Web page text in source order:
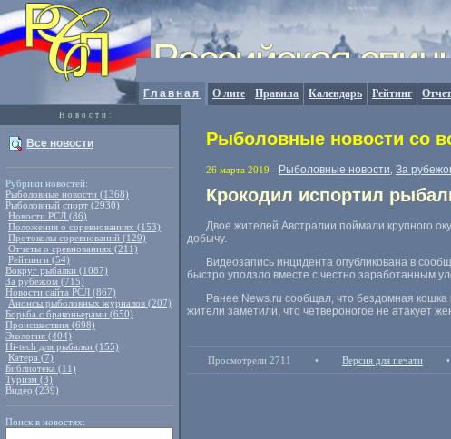
Главная О лиге Правила Календарь Рейтинг
Новости:
Все новости
Рубрики новостей:
Рыболовные новости (1368)
Рыболовный спорт (2930)
Новости РСЛ (86)
Положения о соревнованиях (153)
Протоколы соревнований (129)
Отчеты о сревнованиях (211)
Рейтинги (54)
Вокруг рыбалки (1087)
За рубежом (715)
Новости сайта РСЛ (867)
Анонсы рыболовных журналов (207)
Борьба с браконьерами (650)
Происшествия (698)
Экология (404)
Hi-tech для рыбалки (155)
Катера (7)
Библиотека (11)
Туризм (3)
Видео (239)
Поиск в новостях:
Рыболовные новости со
26 марта 2019 - Рыболовные новости За
Крокодил испортил
Двое жителей Австралии поймали крупного
добычу.
Видеозапись инцидента опубликована в
быстро уползло вместе с честно заработанным
Ранее News.ru сообщал, что бездомная
жители заметили, что четвероногое не атакует
Просмотрели 2711 • Версия для печати •